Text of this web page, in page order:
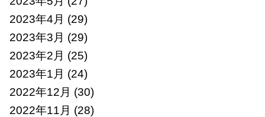
2023年4月 (29)
2023年3月 (29)
2023年2月 (25)
2023年1月 (24)
2022年12月 (30)
2022年11月 (28)